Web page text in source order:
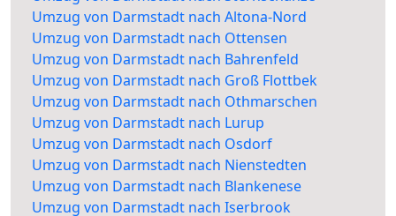
Umzug von Darmstadt nach Altona-Nord
Umzug von Darmstadt nach Ottensen
Umzug von Darmstadt nach Bahrenfeld
Umzug von Darmstadt nach Groß Flottbek
Umzug von Darmstadt nach Othmarschen
Umzug von Darmstadt nach Lurup
Umzug von Darmstadt nach Osdorf
Umzug von Darmstadt nach Nienstedten
Umzug von Darmstadt nach Blankenese
Umzug von Darmstadt nach Iserbrook